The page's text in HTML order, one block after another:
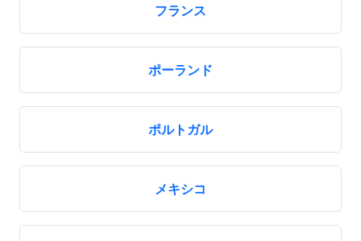
フランス
ポーランド
ポルトガル
メキシコ